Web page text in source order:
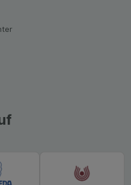
aber auch die
Sie, dass Daten
z.B. Google oder